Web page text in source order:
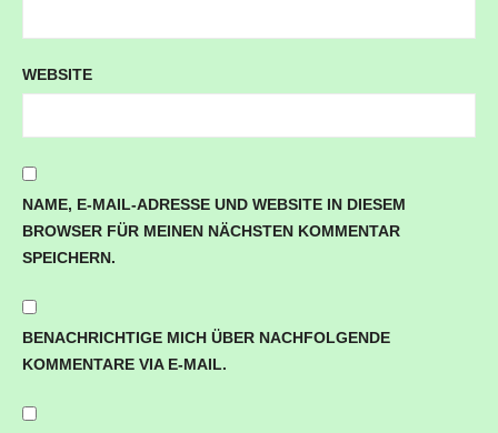
WEBSITE
NAME, E-MAIL-ADRESSE UND WEBSITE IN DIESEM
BROWSER FÜR MEINEN NÄCHSTEN KOMMENTAR
SPEICHERN.
BENACHRICHTIGE MICH ÜBER NACHFOLGENDE
KOMMENTARE VIA E-MAIL.